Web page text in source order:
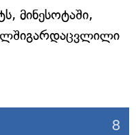
მინესოტაში,
8